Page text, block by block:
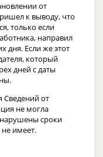
от
к выводу, что
только если
направил
дня. Если же этот
который
дней с даты
Сведений от
не могла
сроки
имеет.